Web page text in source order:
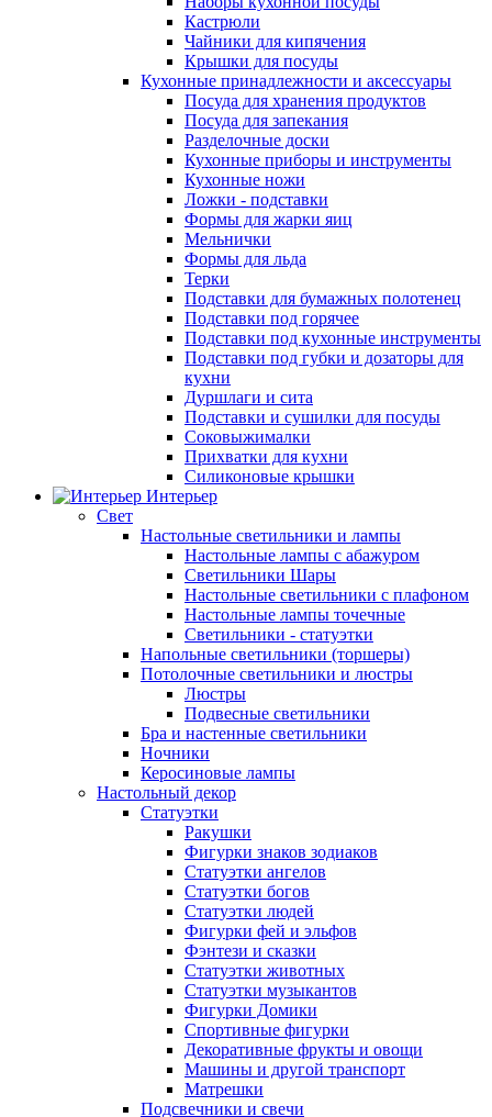
Кастрюли
Чайники для кипячения
Крышки для посуды
Кухонные принадлежности и аксессуары
Посуда для хранения продуктов
Посуда для запекания
Разделочные доски
Кухонные приборы и инструменты
Кухонные ножи
Ложки - подставки
Формы для жарки яиц
Мельнички
Формы для льда
Терки
Подставки для бумажных полотенец
Подставки под горячее
Подставки под кухонные инструменты
Подставки под губки и дозаторы для
кухни
Дуршлаги и сита
Подставки и сушилки для посуды
Соковыжималки
Прихватки для кухни
Силиконовые крышки
Интерьер
Свет
Настольные светильники и лампы
Настольные лампы с абажуром
Светильники Шары
Настольные светильники с плафоном
Настольные лампы точечные
Светильники - статуэтки
Напольные светильники (торшеры)
Потолочные светильники и люстры
Люстры
Подвесные светильники
Бра и настенные светильники
Ночники
Керосиновые лампы
Настольный декор
Статуэтки
Ракушки
Фигурки знаков зодиаков
Статуэтки ангелов
Статуэтки богов
Статуэтки людей
Фигурки фей и эльфов
Фэнтези и сказки
Статуэтки животных
Статуэтки музыкантов
Фигурки Домики
Спортивные фигурки
Декоративные фрукты и овощи
Машины и другой транспорт
Матрешки
Подсвечники и свечи